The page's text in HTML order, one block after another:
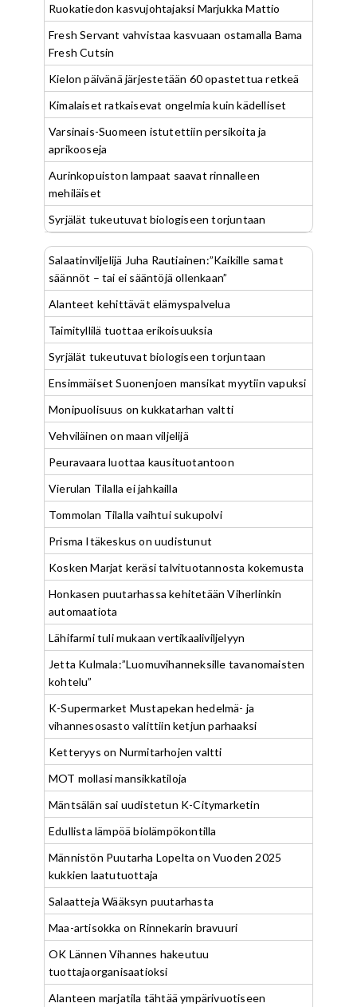
Ruokatiedon kasvujohtajaksi Marjukka Mattio
Fresh Servant vahvistaa kasvuaan ostamalla Bama
Fresh Cutsin
Kielon päivänä järjestetään 60 opastettua retkeä
Kimalaiset ratkaisevat ongelmia kuin kädelliset
Varsinais-Suomeen istutettiin persikoita ja
aprikooseja
Aurinkopuiston lampaat saavat rinnalleen
mehiläiset
Syrjälät tukeutuvat biologiseen torjuntaan
Salaatinviljelijä Juha Rautiainen:”Kaikille samat
säännöt – tai ei sääntöjä ollenkaan”
Alanteet kehittävät elämyspalvelua
Taimityllilä tuottaa erikoisuuksia
Syrjälät tukeutuvat biologiseen torjuntaan
Ensimmäiset Suonenjoen mansikat myytiin vapuksi
Monipuolisuus on kukkatarhan valtti
Vehviläinen on maan viljelijä
Peuravaara luottaa kausituotantoon
Vierulan Tilalla ei jahkailla
Tommolan Tilalla vaihtui sukupolvi
Prisma Itäkeskus on uudistunut
Kosken Marjat keräsi talvituotannosta kokemusta
Honkasen puutarhassa kehitetään Viherlinkin
automaatiota
Lähifarmi tuli mukaan vertikaaliviljelyyn
Jetta Kulmala:”Luomuvihanneksille tavanomaisten
kohtelu”
K-Supermarket Mustapekan hedelmä- ja
vihannesosasto valittiin ketjun parhaaksi
Ketteryys on Nurmitarhojen valtti
MOT mollasi mansikkatiloja
Mäntsälän sai uudistetun K-Citymarketin
Edullista lämpöä biolämpökontilla
Männistön Puutarha Lopelta on Vuoden 2025
kukkien laatutuottaja
Salaatteja Wääksyn puutarhasta
Maa-artisokka on Rinnekarin bravuuri
OK Lännen Vihannes hakeutuu
tuottajaorganisaatioksi
Alanteen marjatila tähtää ympärivuotiseen